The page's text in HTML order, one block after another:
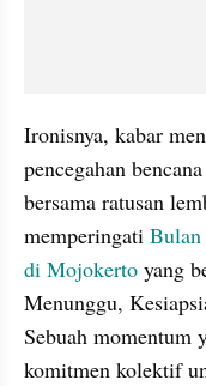
Ironisnya, kabar
pencegahan
bersama ratusan
memperingati Bulan
di Mojokerto yang
Menunggu,
Sebuah momentum
komitmen kolektif